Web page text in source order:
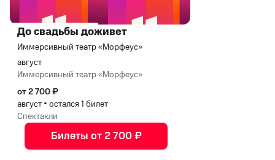
До свадьбы доживет
Иммерсивный театр «Морфеус»
август
Иммерсивный театр «Морфеус»
от 2 700 ₽
август • остался 1 билет
Спектакли
Билеты от 2 700 ₽